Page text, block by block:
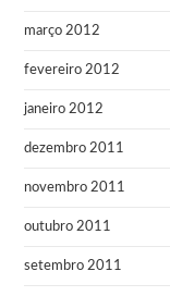
março 2012
fevereiro 2012
janeiro 2012
dezembro 2011
novembro 2011
outubro 2011
setembro 2011